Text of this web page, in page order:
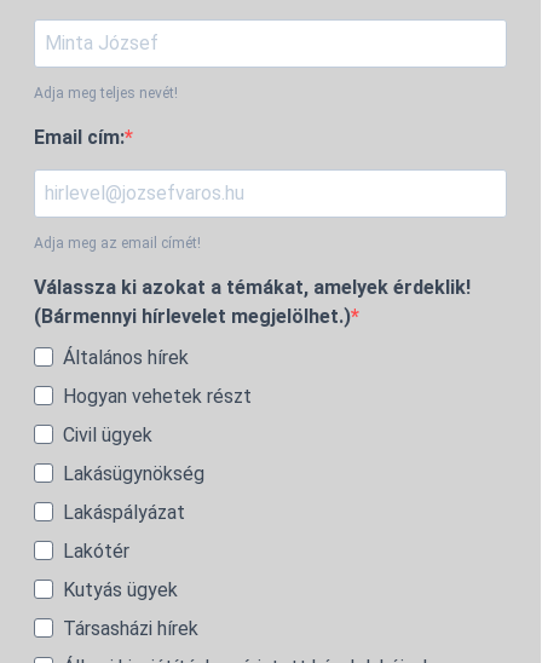
Adja meg teljes nevét!
Email cím:
Adja meg az email címét!
Válassza ki azokat a témákat, amelyek érdeklik!
(Bármennyi hírlevelet megjelölhet.)
Általános hírek
Hogyan vehetek részt
Civil ügyek
Lakásügynökség
Lakáspályázat
Lakótér
Kutyás ügyek
Társasházi hírek